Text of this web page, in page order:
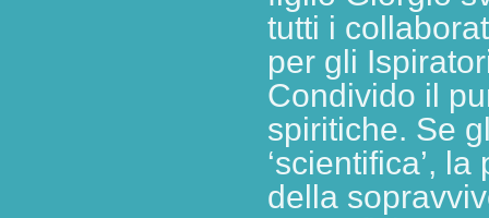
tutti i
per gli
Condivido il
spiritiche. Se
‘scientifica’,
della